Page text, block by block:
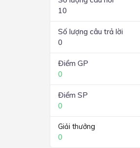
10
Số lượng câu trả lời
0
Điểm GP
0
Điểm SP
0
Giải thưởng
0